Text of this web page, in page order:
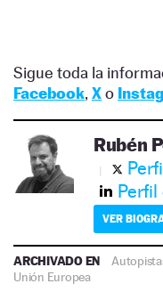
Sigue toda la
Facebook, Xo
Rubén
Perfil
VER
ARCHIVADO EN
Unión Europea